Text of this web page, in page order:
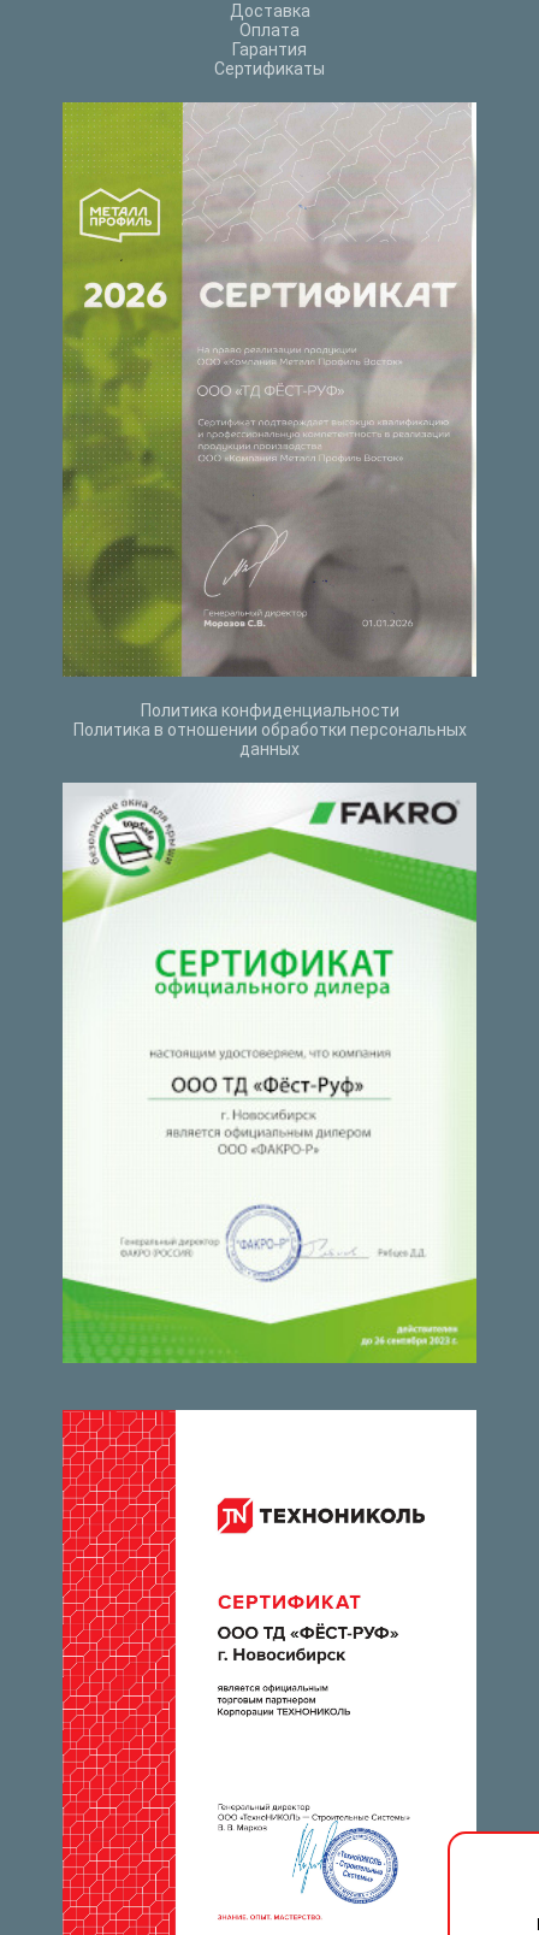
Доставка
Оплата
Гарантия
Сертификаты
Политика конфиденциальности
Политика в отношении обработки персональных
данных